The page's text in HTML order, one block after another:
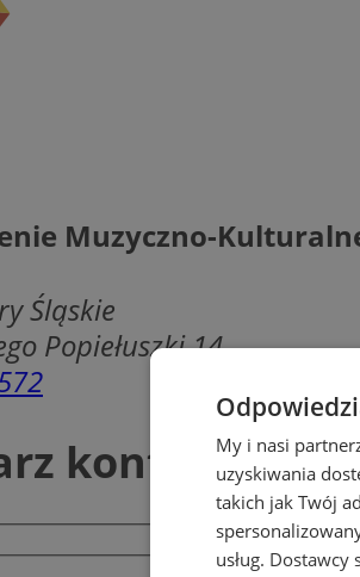
Muzyczno-
Śląskie
Popiełuszki 14
kontaktowy
My i nasi
uzyskiwania
takich jak Twój
usług. Dostawcy